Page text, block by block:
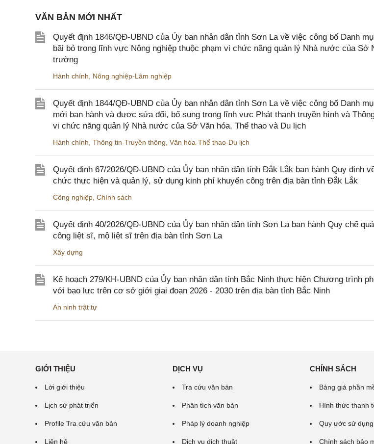
VĂN BẢN MỚI NHẤT
Quyết định 1846/QĐ-UBND của Ủy ban nhân dân tỉnh Sơn La về việc công bố Danh
bãi bỏ trong lĩnh vực Nông nghiệp thuộc phạm vi chức năng quản lý Nhà nước của Sở
trường
Hành chính Nông nghiệp-Lâm nghiệp
Quyết định 1844/QĐ-UBND của Ủy ban nhân dân tỉnh Sơn La về việc công bố Danh
mới ban hành và được sửa đổi, bổ sung trong lĩnh vực Phát thanh truyền hình và
vi chức năng quản lý Nhà nước của Sở Văn hóa, Thể thao và Du lịch
Hành chính Thông tin-Truyền thông Văn hóa-Thể thao-Du lịch
Quyết định 67/2026/QĐ-UBND của Ủy ban nhân dân tỉnh Đắk Lắk ban hành Quy định
chức thực hiện và quản lý, sử dụng kinh phí khuyến công trên địa bàn tỉnh Đắk Lắk
Công nghiệp Chính sách
Quyết định 40/2026/QĐ-UBND của Ủy ban nhân dân tỉnh Sơn La ban hành Quy chế
công liệt sĩ, mộ liệt sĩ trên địa bàn tỉnh Sơn La
Xây dựng
Kế hoạch 279/KH-UBND của Ủy ban nhân dân tỉnh Bắc Ninh thực hiện Chương trình
với bạo lực trên cơ sở giới giai đoạn 2026 - 2030 trên địa bàn tỉnh Bắc Ninh
An ninh trật tự
GIỚI THIỆU
Lời giới thiệu
Lịch sử phát triển
Profile Tra cứu văn bản
Liên hệ
DỊCH VỤ
Tra cứu văn bản
Phân tích văn bản
Pháp lý doanh nghiệp
Dịch vụ dịch thuật
CHÍNH SÁCH
Bảng giá phần
Hình thức thanh
Quy ước sử dụng
Chính sách bảo